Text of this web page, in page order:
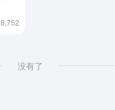
8,752
没有了